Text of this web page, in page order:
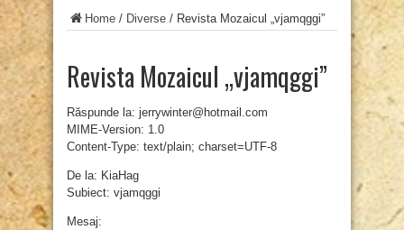
Home / Diverse / Revista Mozaicul „vjamqggi”
Revista Mozaicul „vjamqggi”
Răspunde la: jerrywinter@hotmail.com
MIME-Version: 1.0
Content-Type: text/plain; charset=UTF-8
De la: KiaHag
Subiect: vjamqggi
Mesaj: